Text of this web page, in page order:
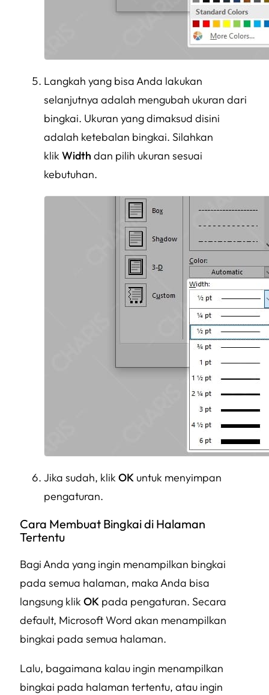
Langkah yang bisa Anda lakukan
selanjutnya adalah mengubah ukuran dari
bingkai. Ukuran yang dimaksud disini
adalah ketebalan bingkai. Silahkan
klik Width dan pilih ukuran sesuai
kebutuhan.
Jika sudah, klik OK untuk menyimpan
pengaturan.
Cara Membuat Bingkai di Halaman
Tertentu
Bagi Anda yang ingin menampilkan bingkai
pada semua halaman, maka Anda bisa
langsung klik OK pada pengaturan. Secara
default, Microsoft Word akan menampilkan
bingkai pada semua halaman.
Lalu, bagaimana kalau ingin menampilkan
bingkai pada halaman tertentu, atau ingin